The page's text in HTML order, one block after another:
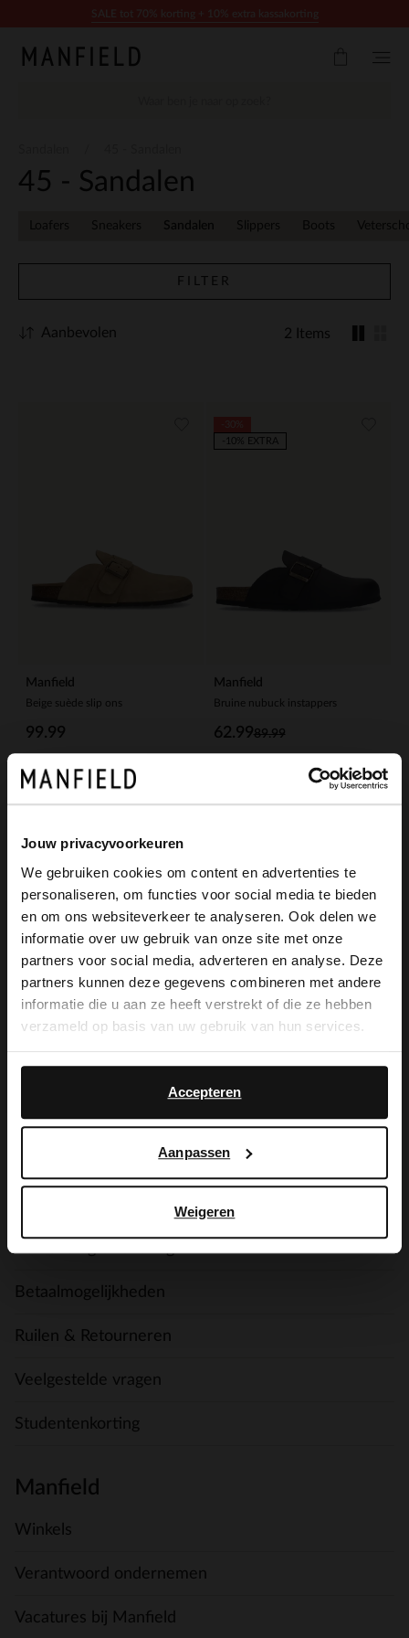
Jouw privacyvoorkeuren
We gebruiken cookies om content en advertenties te
personaliseren, om functies voor social media te bieden
en om ons websiteverkeer te analyseren. Ook delen we
informatie over uw gebruik van onze site met onze
partners voor social media, adverteren en analyse. Deze
partners kunnen deze gegevens combineren met andere
informatie die u aan ze heeft verstrekt of die ze hebben
verzameld op basis van uw gebruik van hun services.
Accepteren
Aanpassen
Weigeren
45 - Sandalen
Loafers Sneakers Sandalen Slippers Boots
FILTER
2 Items
Aanbevolen
Manfield
Beige suède slip ons
99.99
Manfield
Bruine nubuck instappers
89.99
62.99
-10% EXTRA
De My Manfield
voordelen wachten
op je.
MELD JE AAN VOOR MY MANFIELD
Betaalmogelijkheden
Ruilen & Retourneren
Veelgestelde vragen
Studentenkorting
Manfield
Winkels
Verantwoord ondernemen
Vacatures bij Manfield
×
View this website in English?
It looks like your language isn't Dutch. Would
you like to switch to English?
English